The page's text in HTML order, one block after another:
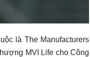
là The Manufacturers
MVI Life cho Công